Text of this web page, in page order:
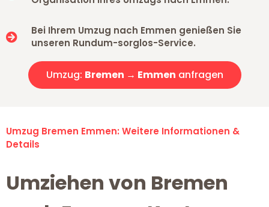
Bei Ihrem Umzug nach Emmen genießen Sie
unseren Rundum-sorglos-Service.
Umzug: Bremen → Emmen anfragen
Umzug Bremen Emmen: Weitere Informationen &
Details
Umziehen von Bremen